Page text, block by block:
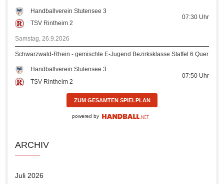
Handballverein Stutensee 3
TSV Rintheim 2
07:30 Uhr
Samstag, 26.9.2026
Schwarzwald-Rhein - gemischte E-Jugend Bezirksklasse Staffel 6 Quer
Handballverein Stutensee 3
TSV Rintheim 2
07:50 Uhr
ZUM GESAMTEN SPIELPLAN
powered by
ARCHIV
Juli 2026